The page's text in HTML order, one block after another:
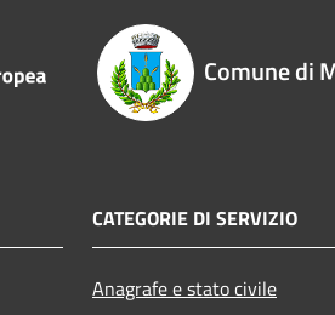
Comune di
CATEGORIE DI SERVIZIO
Anagrafe e stato civile